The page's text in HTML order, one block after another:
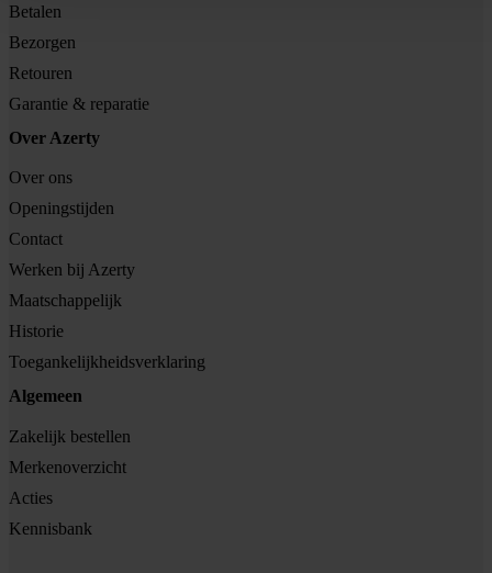
Betalen
Bezorgen
Retouren
Garantie & reparatie
Over Azerty
Over ons
Openingstijden
Contact
Werken bij Azerty
Maatschappelijk
Historie
Toegankelijkheidsverklaring
Algemeen
Zakelijk bestellen
Merkenoverzicht
Acties
Kennisbank